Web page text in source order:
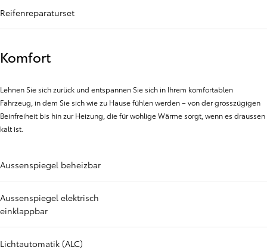
Reifenreparaturset
Komfort
Lehnen Sie sich zurück und entspannen Sie sich in Ihrem komfortablen
Fahrzeug, in dem Sie sich wie zu Hause fühlen werden – von der grosszügigen
Beinfreiheit bis hin zur Heizung, die für wohlige Wärme sorgt, wenn es draussen
kalt ist.
Aussenspiegel beheizbar
Aussenspiegel elektrisch
einklappbar
Lichtautomatik (ALC)